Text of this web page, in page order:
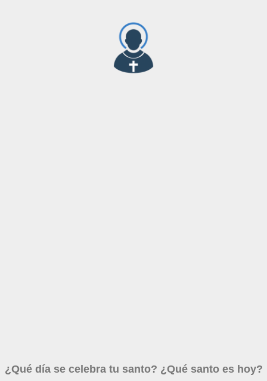
¿Qué día se celebra tu santo? ¿Qué santo es hoy?